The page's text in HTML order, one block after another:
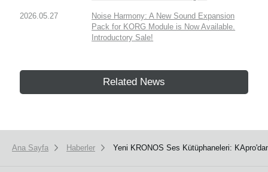
2026.05.27
Noise Harmony: A New Sound Expansion
Pack for KORG Module is Now Available.
Introductory Sale!
Related News
Ana Sayfa Haberler Yeni KRONOS Ses Kütüphaneleri: